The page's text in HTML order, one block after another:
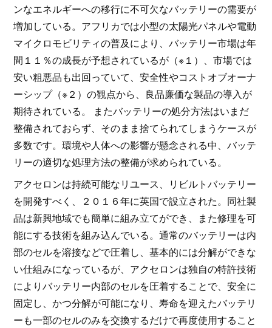
ンなエネルギーへの移行に不可欠なバッテリーの需要が
増加している。アフリカでは小型の太陽光パネルや電動
マイクロモビリティの普及により、バッテリー市場は年
間１１％の成長が予想されているが（※１）、市場では
安い粗悪品も出回っていて、安全性やコストオブオーナ
ーシップ（※２）の観点から、良品廉価な製品の導入が
期待されている。 またバッテリーの処分方法はいまだ
整備されておらず、そのまま捨てられてしまうケースが
多数です。環境や人体への影響が懸念される中、バッテ
リーの適切な処理方法の整備が求められている。
アクセロンは持続可能なリユース、リビルトバッテリー
を開発すべく、２０１６年に英国で設立された。同社製
品は新興地域でも簡単に組み立てができ、また修理を可
能にする技術を組み込んでいる。通常のバッテリーは内
部のセルを溶接などで圧着し、基本的には分解ができな
い仕組みになっているが、アクセロンは独自の特許技術
によりバッテリー内部のセルを圧着することで、安全に
固定し、かつ分解が可能になり、寿命を迎えたバッテリ
ーも一部のセルのみを交換するだけで再度使用すること